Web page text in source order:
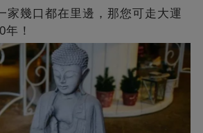
家幾口都在里邊，那您可走大運
！